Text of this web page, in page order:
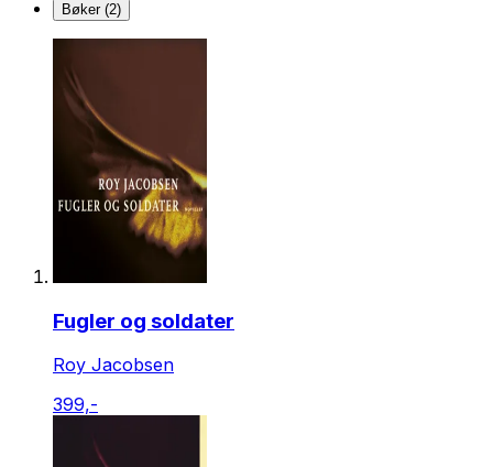
Bøker (2)
Fugler og soldater
Roy Jacobsen
399,-